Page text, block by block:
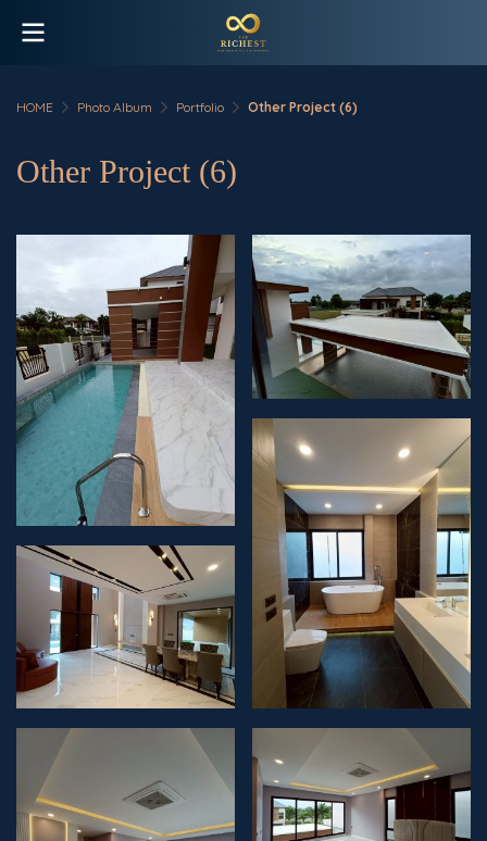
HOME Photo Album Portfolio Other Project (6)
Other Project (6)